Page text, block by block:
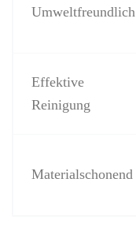
Umweltfreundlich
Effektive
Reinigung
Materialschonend